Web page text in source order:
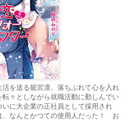
を送る籠宮凛。落ちぶれて心を入れ
々としながら就職活動に勤しんでい
に大企業の正社員として採用され
、なんとかつての使用人だった！ お